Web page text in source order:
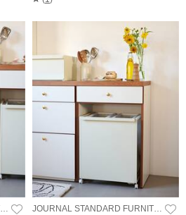
JOURNAL STANDARD FURNITURE
JOURNAL STANDARD FURNITURE